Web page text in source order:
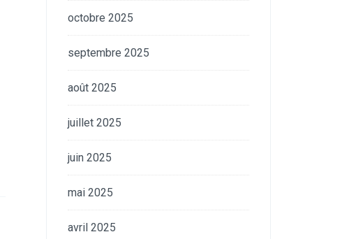
octobre 2025
septembre 2025
août 2025
juillet 2025
juin 2025
mai 2025
avril 2025